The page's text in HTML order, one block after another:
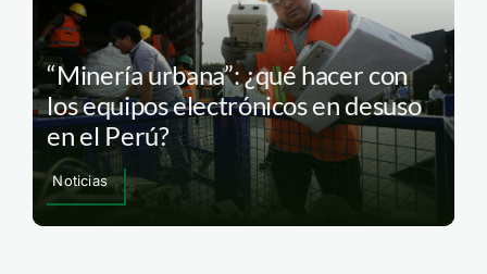
“Minería urbana”: ¿qué hacer con
los equipos electrónicos en desuso
en el Perú?
Noticias